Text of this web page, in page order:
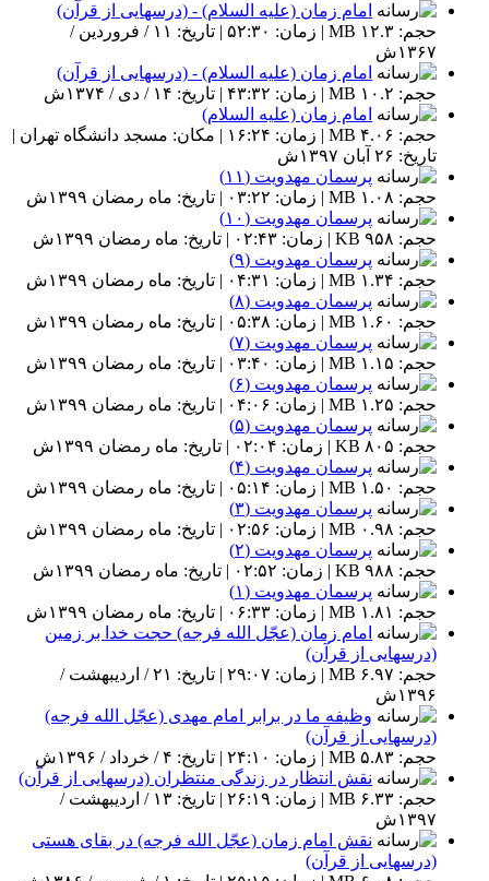
امام زمان (علیه السلام) - (درسهایی از قرآن)
حجم: ۱۲.۳ MB | زمان: ۵۲:۳۰ | تاریخ: ۱۱ / فروردین /
۱۳۶۷ش
امام زمان (علیه السلام) - (درسهایی از قرآن)
حجم: ۱۰.۲ MB | زمان: ۴۳:۳۲ | تاریخ: ۱۴ / دی / ۱۳۷۴ش
امام زمان (علیه السلام)
حجم: ۴.۰۶ MB | زمان: ۱۶:۲۴ | مکان: مسجد دانشگاه تهران |
تاریخ: ۲۶ آبان ۱۳۹۷ش
پرسمان مهدویت (۱۱)
حجم: ۱.۰۸ MB | زمان: ۰۳:۲۲ | تاریخ: ماه رمضان ۱۳۹۹ش
پرسمان مهدویت (۱۰)
حجم: ۹۵۸ KB | زمان: ۰۲:۴۳ | تاریخ: ماه رمضان ۱۳۹۹ش
پرسمان مهدویت (۹)
حجم: ۱.۳۴ MB | زمان: ۰۴:۳۱ | تاریخ: ماه رمضان ۱۳۹۹ش
پرسمان مهدویت (۸)
حجم: ۱.۶۰ MB | زمان: ۰۵:۳۸ | تاریخ: ماه رمضان ۱۳۹۹ش
پرسمان مهدویت (۷)
حجم: ۱.۱۵ MB | زمان: ۰۳:۴۰ | تاریخ: ماه رمضان ۱۳۹۹ش
پرسمان مهدویت (۶)
حجم: ۱.۲۵ MB | زمان: ۰۴:۰۶ | تاریخ: ماه رمضان ۱۳۹۹ش
پرسمان مهدویت (۵)
حجم: ۸۰۵ KB | زمان: ۰۲:۰۴ | تاریخ: ماه رمضان ۱۳۹۹ش
پرسمان مهدویت (۴)
حجم: ۱.۵۰ MB | زمان: ۰۵:۱۴ | تاریخ: ماه رمضان ۱۳۹۹ش
پرسمان مهدویت (۳)
حجم: ۰.۹۸ MB | زمان: ۰۲:۵۶ | تاریخ: ماه رمضان ۱۳۹۹ش
پرسمان مهدویت (۲)
حجم: ۹۸۸ KB | زمان: ۰۲:۵۲ | تاریخ: ماه رمضان ۱۳۹۹ش
پرسمان مهدویت (۱)
حجم: ۱.۸۱ MB | زمان: ۰۶:۳۳ | تاریخ: ماه رمضان ۱۳۹۹ش
امام زمان (عجّل الله فرجه) حجت خدا بر زمین
(درسهایی از قرآن)
حجم: ۶.۹۷ MB | زمان: ۲۹:۰۷ | تاریخ: ۲۱ / اردیبهشت /
۱۳۹۶ش
وظیفه ما در برابر امام مهدی (عجّل الله فرجه)
(درسهایی از قرآن)
حجم: ۵.۸۳ MB | زمان: ۲۴:۱۰ | تاریخ: ۴ / خرداد / ۱۳۹۶ش
نقش انتظار در زندگی منتظران (درسهایی از قرآن)
حجم: ۶.۳۳ MB | زمان: ۲۶:۱۹ | تاریخ: ۱۳ / اردیبهشت /
۱۳۹۷ش
نقش امام زمان (عجّل الله فرجه) در بقای هستی
(درسهایی از قرآن)